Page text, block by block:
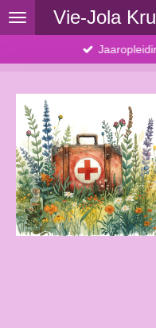
Ga
direct
Vie-Jola